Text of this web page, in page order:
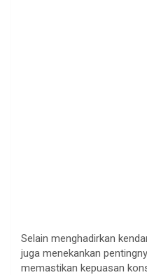
Selain menghadirkan
juga menekankan
memastikan kepuasan